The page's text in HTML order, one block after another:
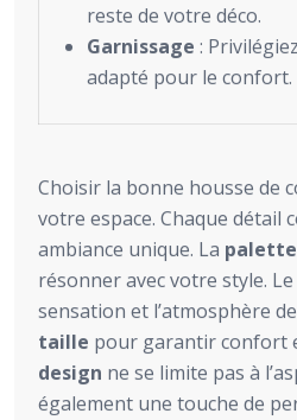
reste de votre déco.
Garnissage :
adapté pour le confort.
Choisir la bonne housse de
votre espace. Chaque détail
ambiance unique. La
résonner avec votre style. Le
sensation et l’atmosphère
taille pour garantir confort
design ne se limite pas à
également une touche de